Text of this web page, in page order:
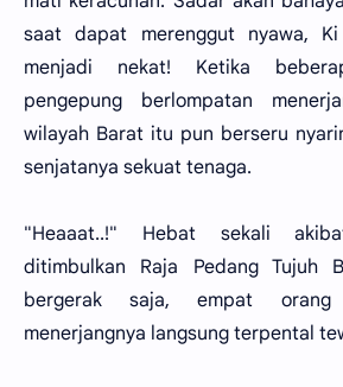
saat dapat merenggut nyawa,
menjadi nekat! Ketika
pengepung berlompatan
wilayah Barat itu pun berseru
senjatanya sekuat tenaga.
"Heaaat..!" Hebat sekali
ditimbulkan Raja Pedang Tujuh
bergerak saja, empat
menerjangnya langsung terpental